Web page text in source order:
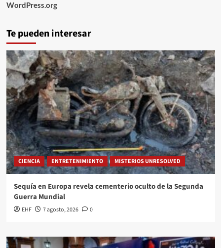
WordPress.org
Te pueden interesar
CIENCIA ENTRETENIMIENTO MISTERIOS UNRESOLVED
Sequía en Europa revela cementerio oculto de la Segunda
Guerra Mundial
EHF 7 agosto, 2026 0